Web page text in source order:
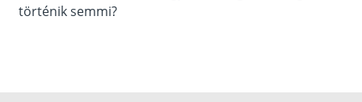
történik semmi?